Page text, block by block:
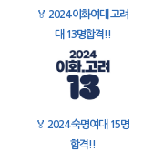
🏅 2024 이화여대 고려
대 13명합격!!
🏅 2024 숙명여대 15명
합격!!